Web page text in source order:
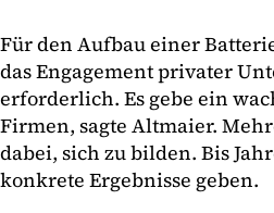
Für den Aufbau einer
das Engagement privater
erforderlich. Es gebe ein
Firmen, sagte Altmaier.
dabei, sich zu bilden. Bis
konkrete Ergebnisse geben.